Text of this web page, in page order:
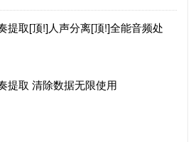
提取[顶!]人声分离[顶!]全能音频处
提取 清除数据无限使用